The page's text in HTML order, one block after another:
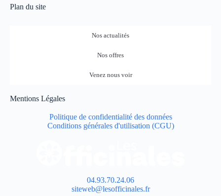
Plan du site
Nos actualités
Nos offres
Venez nous voir
Mentions Légales
Politique de confidentialité des données
Conditions générales d'utilisation (CGU)
04.93.70.24.06
siteweb@lesofficinales.fr